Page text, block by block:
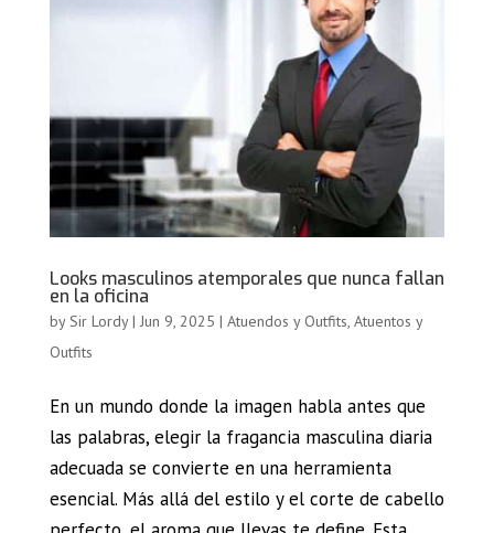
Looks masculinos atemporales que nunca fallan
en la oficina
bySir Lordy| Jun 9, 2025 | Atuendos y Outfits, Atuentos y
Outfits
En un mundo donde la imagen habla antes que
las palabras, elegir la fragancia masculina diaria
adecuada se convierte en una herramienta
esencial. Más allá del estilo y el corte de cabello